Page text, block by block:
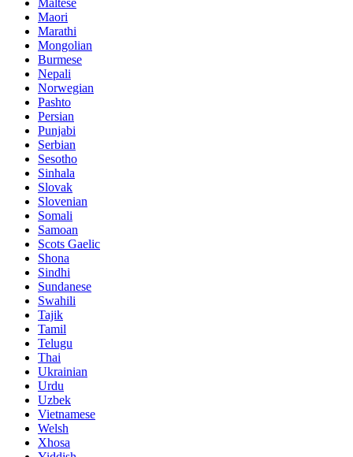
Maltese
Maori
Marathi
Mongolian
Burmese
Nepali
Norwegian
Pashto
Persian
Punjabi
Serbian
Sesotho
Sinhala
Slovak
Slovenian
Somali
Samoan
Scots Gaelic
Shona
Sindhi
Sundanese
Swahili
Tajik
Tamil
Telugu
Thai
Ukrainian
Urdu
Uzbek
Vietnamese
Welsh
Xhosa